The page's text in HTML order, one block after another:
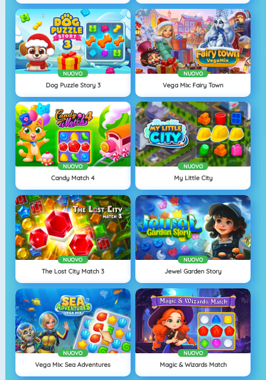
NUOVO
Dog Puzzle Story 3
NUOVO
Vega Mix: Fairy Town
NUOVO
Candy Match 4
NUOVO
My Little City
NUOVO
The Lost City Match 3
NUOVO
Jewel Garden Story
NUOVO
Vega Mix: Sea Adventures
NUOVO
Magic & Wizards Match